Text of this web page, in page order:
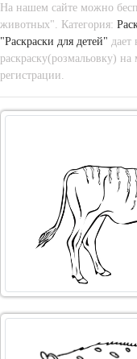
На нашем сайте можно
животных". Категория:
"Раскраски для детей" дает
раскраску(розмальовку)
регистрации.